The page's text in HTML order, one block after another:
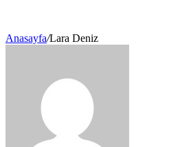
Anasayfa/Lara Deniz